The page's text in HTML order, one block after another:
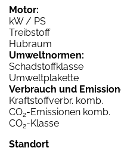
Motor:
kW / PS
Treibstoff
Hubraum
Umweltnormen:
Schadstoffklasse
Umweltplakette
Verbrauch und
Kraftstoffverbr. komb.
CO2-Emissionen komb.
CO2-Klasse
Standort